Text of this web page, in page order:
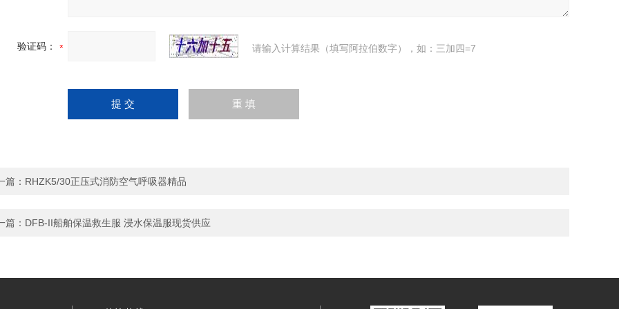
验证码： 请输入计算结果（填写阿拉伯数字），如：三加四=7
篇： RHZK5/30正压式消防空气呼吸器精品
篇： DFB-II船舶保温救生服 浸水保温服现货供应